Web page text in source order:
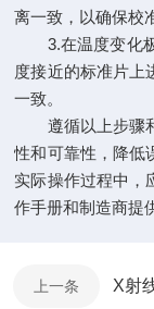
离一致，以确保校
3.在温度变化极
度接近的标准片上
一致。
遵循以上步骤和
性和可靠性，降低
实际操作过程中，
作手册和制造商提
上一条 X射